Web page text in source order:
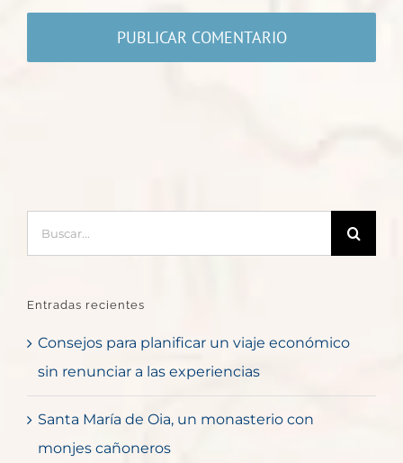
Entradas recientes
Consejos para planificar un viaje económico
sin renunciar a las experiencias
Santa María de Oia, un monasterio con
monjes cañoneros